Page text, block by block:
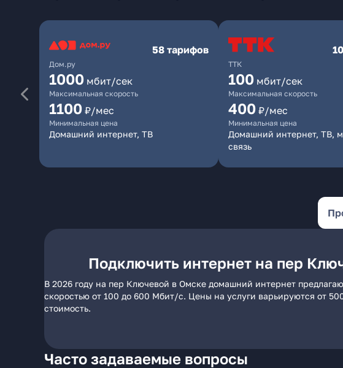
Дом.ру
58 тарифов
1000 мбит/сек
Максимальная скорость
1100 ₽/мес
Минимальная цена
Домашний интернет, ТВ
ТТК
100 мбит/сек
Максимальная скорость
400 ₽/мес
Минимальная цена
Домашний интернет, ТВ,
связь
Подключить интернет на пер
В 2026 году на пер Ключевой в Омске домашний интернет
скоростью от 100 до 600 Мбит/с. Цены на услуги варьируются от
стоимость.
Часто задаваемые вопросы